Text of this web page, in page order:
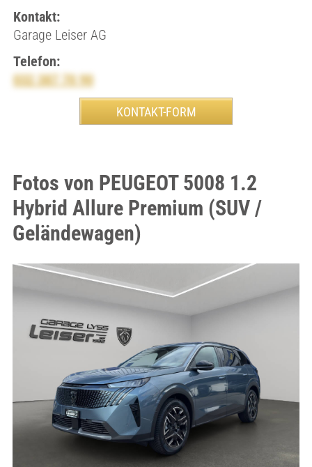
Kontakt:
Garage Leiser AG
Telefon:
032 387 70 90
Fotos von PEUGEOT 5008 1.2
Hybrid Allure Premium (SUV /
Geländewagen)